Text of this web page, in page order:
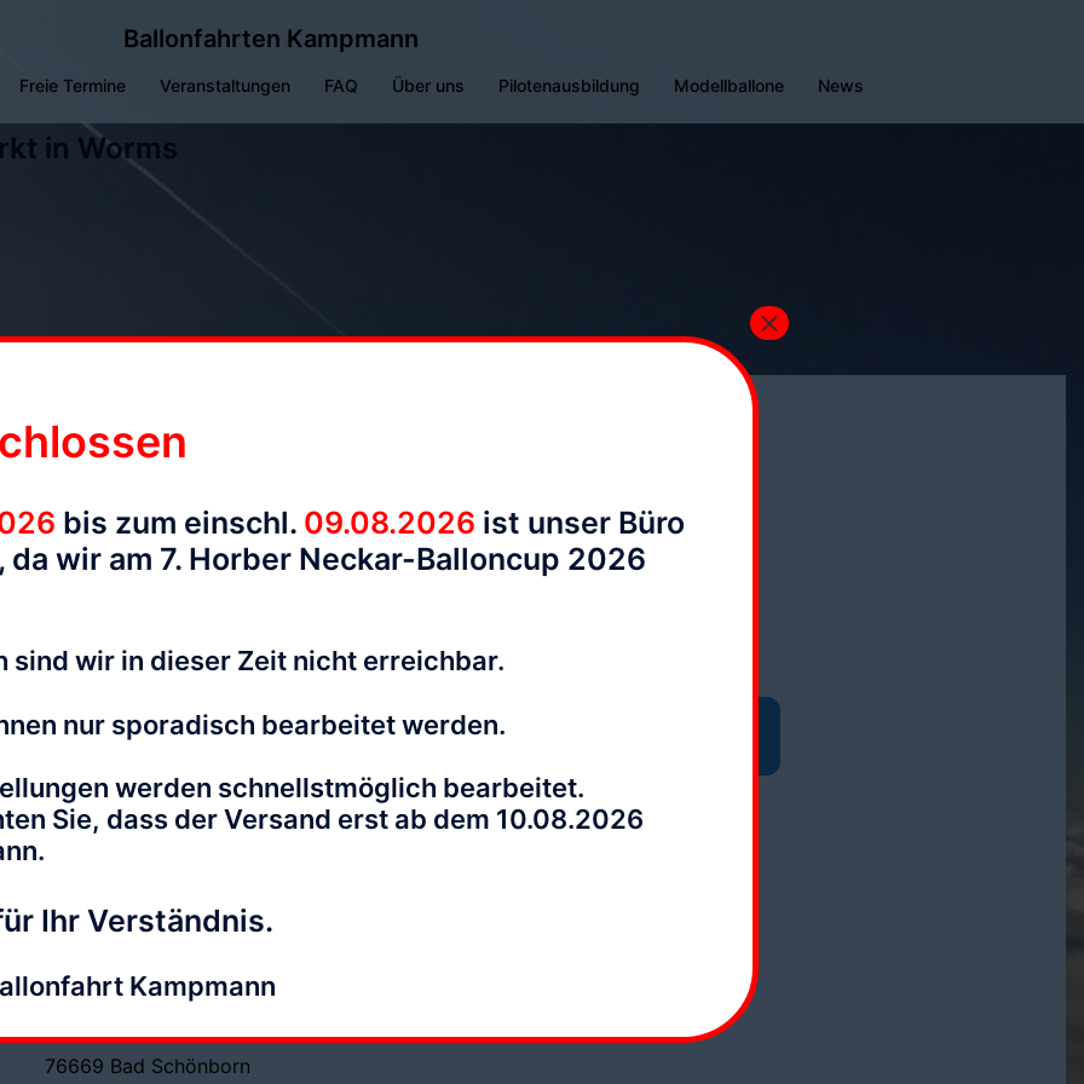
Ballonfahrten Kampmann
Freie Termine Veranstaltungen FAQ Über uns Pilotenausbildung Modellballone News
in Worms
Ballonfahrten Kampmann
07249 / 7454
info@ballonfahrten-kampmann.de
Firmen- & Rechnungsanschrift:
76646 Bruchsal
Büro, Beratung, Ticketabholung und
Ballonhalle:
In den Erlen 1 – Halle 3
76669 Bad Schönborn
Kontaktiert uns:
Folgt uns:
bis zum einschl. 09.08.2026 ist unser Büro
da wir am 7. Horber Neckar-Balloncup 2026
sind wir in dieser Zeit nicht erreichbar.
nur sporadisch bearbeitet werden.
werden schnellstmöglich bearbeitet.
Sie, dass der Versand erst ab dem 10.08.2026
Ihr Verständnis.
Kampmann
×